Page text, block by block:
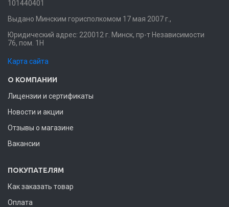
101440401
Выдано Минским горисполкомом 17 мая 2007 г.,
Юридический адрес: 220012 г. Минск, пр-т Независимости
76, пом. 1Н
Карта сайта
О КОМПАНИИ
Лицензии и сертификаты
Новости и акции
Отзывы о магазине
Вакансии
ПОКУПАТЕЛЯМ
Как заказать товар
Оплата